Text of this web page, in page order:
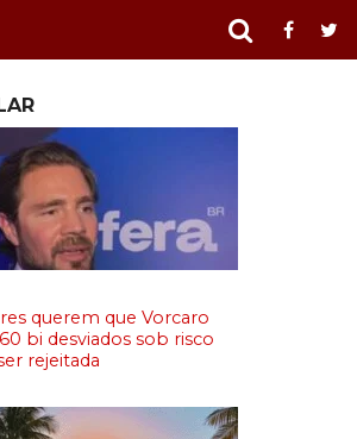
querem que Vorcaro
bi desviados sob risco
rejeitada